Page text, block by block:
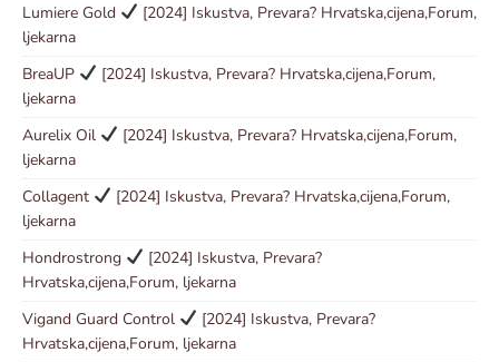
Lumiere Gold
[2024] Iskustva, Prevara? Hrvatska,cijena,Forum,
ljekarna
BreaUP
[2024] Iskustva, Prevara? Hrvatska,cijena,Forum,
ljekarna
Aurelix Oil
[2024] Iskustva, Prevara? Hrvatska,cijena,Forum,
ljekarna
Collagent
[2024] Iskustva, Prevara? Hrvatska,cijena,Forum,
ljekarna
Hondrostrong
[2024] Iskustva, Prevara?
Hrvatska,cijena,Forum, ljekarna
Vigand Guard Control
[2024] Iskustva, Prevara?
Hrvatska,cijena,Forum, ljekarna